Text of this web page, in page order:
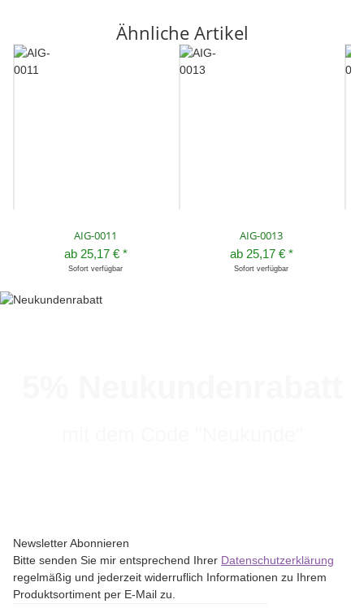
Ähnliche Artikel
AIG-0011
ab 25,17 € *
Sofort verfügbar
AIG-0013
ab 25,17 € *
Sofort verfügbar
Newsletter Abonnieren
Bitte senden Sie mir entsprechend Ihrer Datenschutzerklärung
regelmäßig und jederzeit widerruflich Informationen zu Ihrem
Produktsortiment per E-Mail zu.